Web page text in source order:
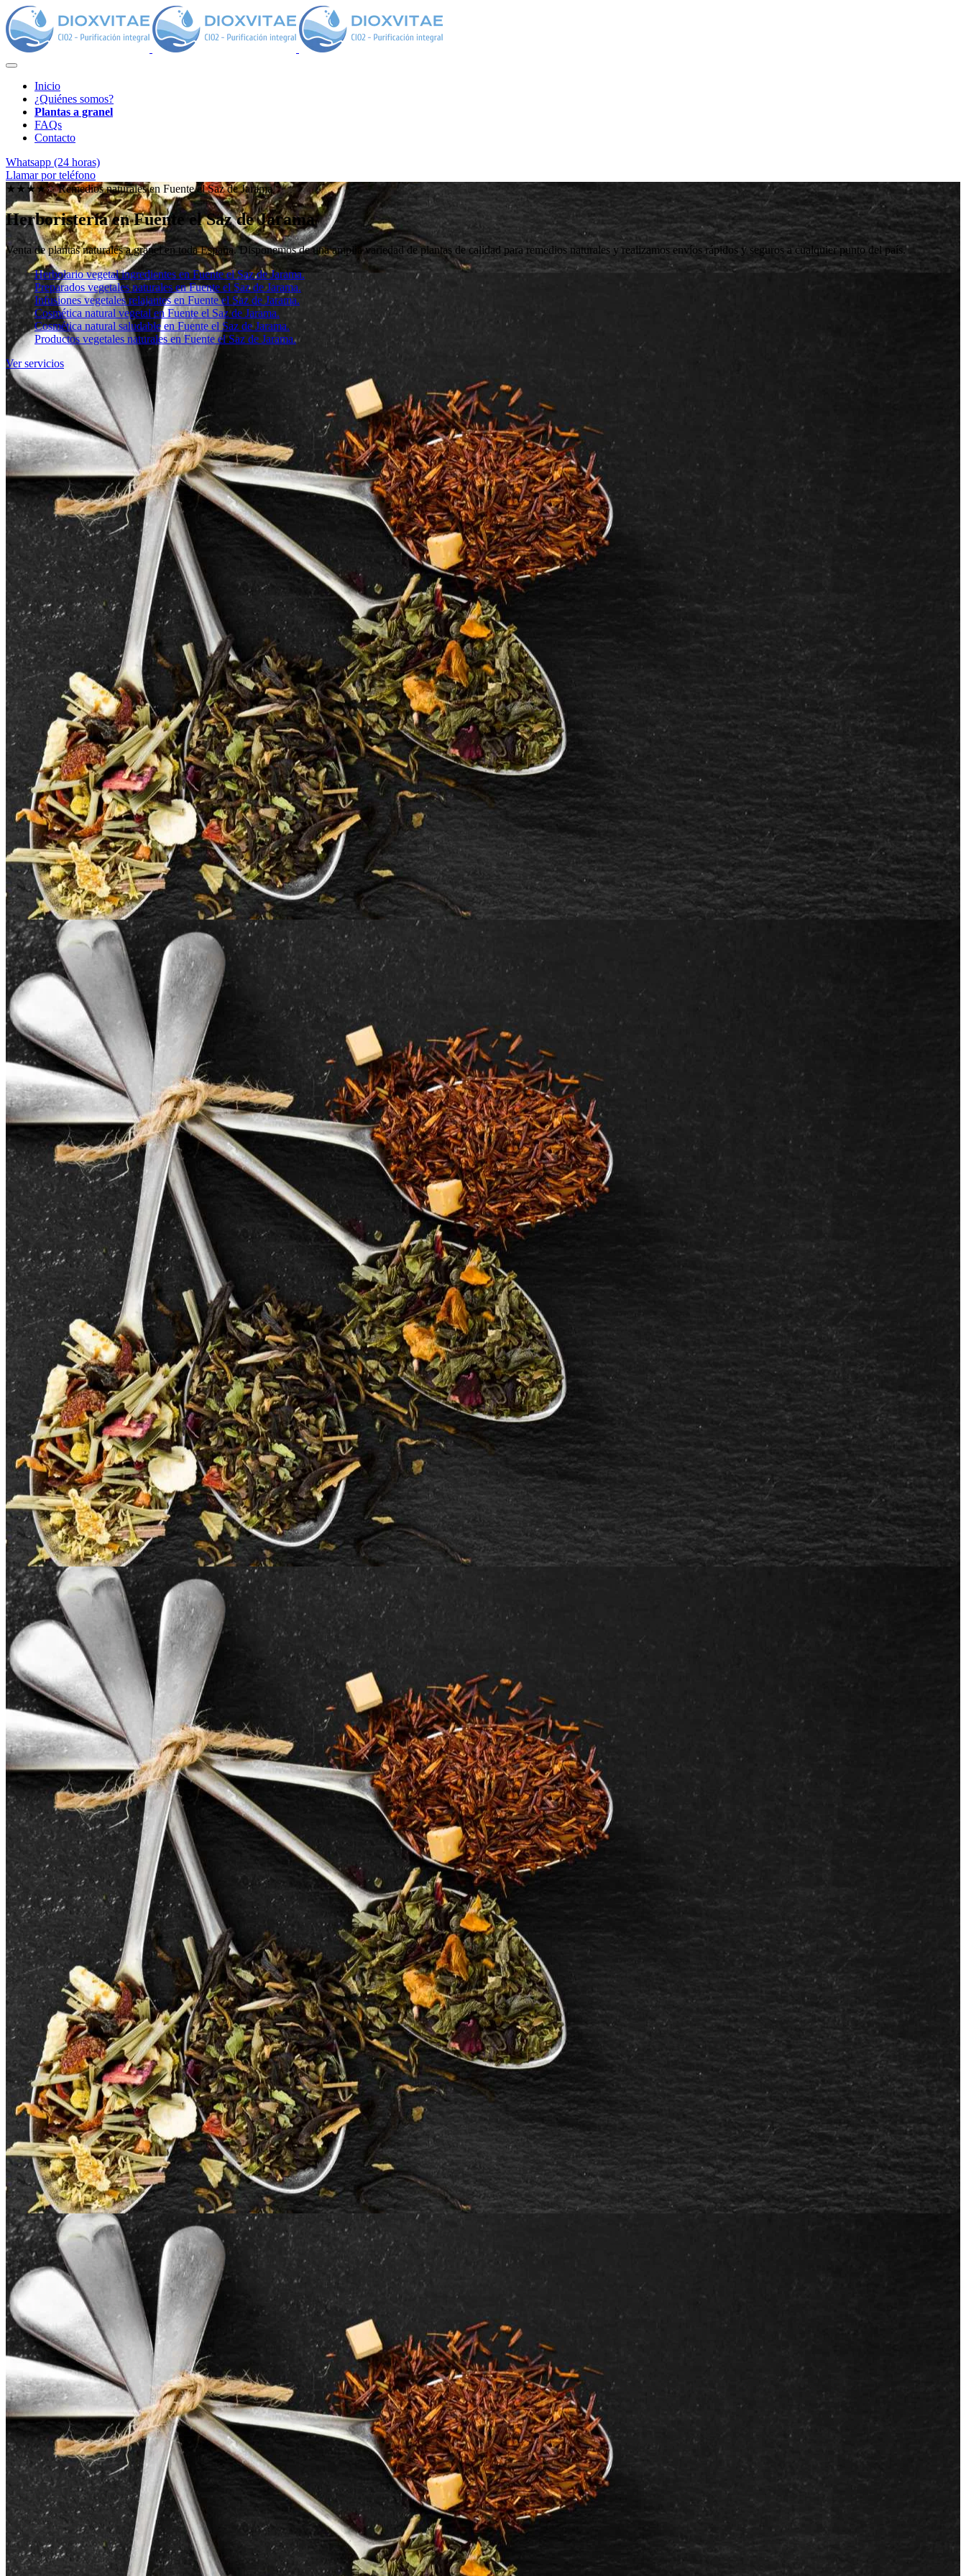
Inicio
¿Quiénes somos?
Plantas a granel
FAQs
Contacto
Whatsapp (24 horas)
Llamar por teléfono
★★★★✩ Remedios naturales enFuente el Saz de Jarama
Herboristería en Fuente el Saz de Jarama
Venta de plantas naturalesa granel en toda España. Disponemos de una amplia variedad de plantas de calidad para remedios naturales y realizamos envíos rápidos y seguros a cualquier punto del país.
Herbolario vegetal ingredientes en Fuente el Saz de Jarama.
Preparados vegetales naturales en Fuente el Saz de Jarama.
Infusiones vegetales relajantes en Fuente el Saz de Jarama.
Cosmética natural vegetal en Fuente el Saz de Jarama.
Cosmética natural saludable en Fuente el Saz de Jarama.
Productos vegetales naturales en Fuente el Saz de Jarama.
Ver servicios